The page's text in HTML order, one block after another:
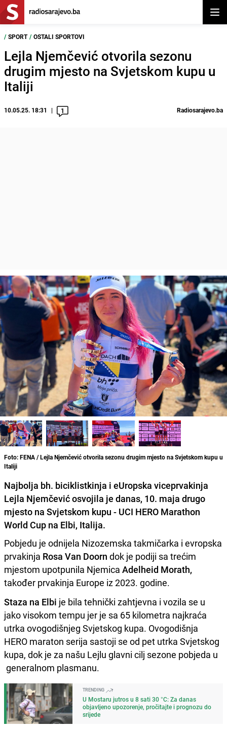
/ SPORT / OSTALI SPORTOVI
Lejla Njemčević otvorila sezonu
drugim mjesto na Svjetskom kupu u
Italiji
10.05.25. 18:31 1 Radiosarajevo.ba
Foto: FENA / Lejla Njemčević otvorila sezonu drugim mjesto na Svjetskom kupu u
Italiji
Najbolja bh. biciklistkinja i eUropska viceprvakinja
Lejla Njemčević osvojila je danas, 10. maja drugo
mjesto na Svjetskom kupu - UCI HERO Marathon
World Cup na Elbi, Italija.
Pobjedu je odnijela Nizozemska takmičarka i evropska
prvakinja Rosa Van Doorn dok je podiji sa trećim
mjestom upotpunila Njemica Adelheid Morath,
također prvakinja Europe iz 2023. godine.
Staza na Elbi je bila tehnički zahtjevna i vozila se u
jako visokom tempu jer je sa 65 kilometra najkraća
utrka ovogodišnjeg Svjetskog kupa. Ovogodišnja
HERO maraton serija sastoji se od pet utrka Svjetskog
kupa, dok je za našu Lejlu glavni cilj sezone pobjeda u
generalnom plasmanu.
TRENDING
U Mostaru jutros u 8 sati 30 °C: Za danas
objavljeno upozorenje, pročitajte i prognozu do
srijede